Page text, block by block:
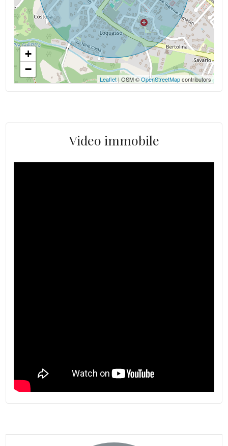
+
−
Leaflet| OSM ©OpenStreetMapcontributors
Video immobile